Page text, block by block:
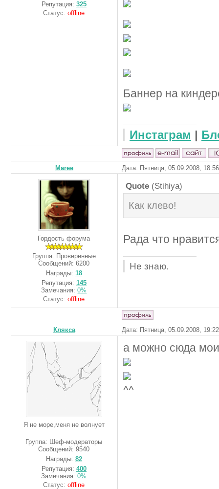
Репутация: 325
Статус:offline
Баннер на
Инстаграм |
Maree Дата: Пятница, 05.09.2008,
Гордость форума
Группа: Проверенные
Сообщений:6200
Награды: 18
Репутация: 145
Замечания:0%
Статус:offline
Quote (Stihiya)
Как клево!
Рада что
Не знаю.
Клякса Дата: Пятница, 05.09.2008,
Я не море,меня не волнует
Группа: Шеф-модераторы
Сообщений:9540
Награды: 82
Репутация: 400
Замечания:0%
Статус:offline
а можно сюда
^^